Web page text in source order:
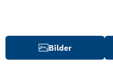
Bilder